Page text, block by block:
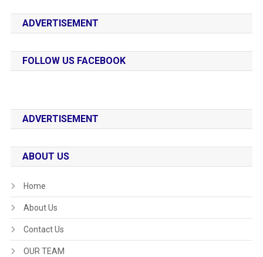
ADVERTISEMENT
FOLLOW US FACEBOOK
ADVERTISEMENT
ABOUT US
Home
About Us
Contact Us
OUR TEAM